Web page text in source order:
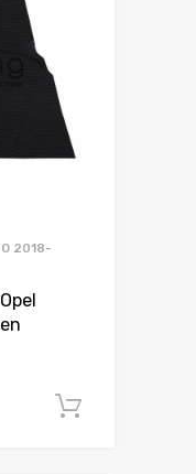
2018-